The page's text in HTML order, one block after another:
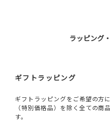
ラッピング
ギフトラッピング
ギフトラッピングをご希望の方
（特別価格品）を除く全ての商
す。